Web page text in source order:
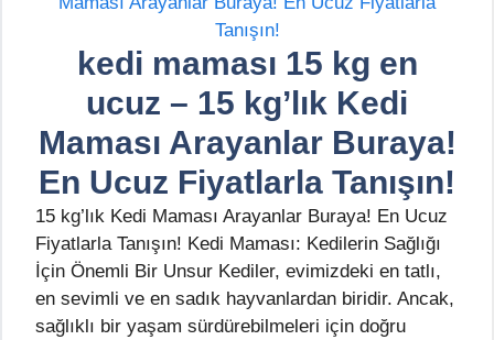
kedi maması 15 kg en
ucuz – 15 kg’lık Kedi
Maması Arayanlar Buraya!
En Ucuz Fiyatlarla Tanışın!
15 kg’lık Kedi Maması Arayanlar Buraya! En Ucuz
Fiyatlarla Tanışın! Kedi Maması: Kedilerin Sağlığı
İçin Önemli Bir Unsur Kediler, evimizdeki en tatlı,
en sevimli ve en sadık hayvanlardan biridir. Ancak,
sağlıklı bir yaşam sürdürebilmeleri için doğru